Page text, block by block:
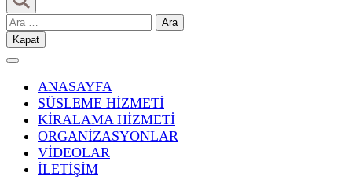
Düğün | Çerkezköy İslami Düğün
Arama:
Kapat
ANASAYFA
SÜSLEME HİZMETİ
KİRALAMA HİZMETİ
ORGANİZASYONLAR
VİDEOLAR
İLETİŞİM